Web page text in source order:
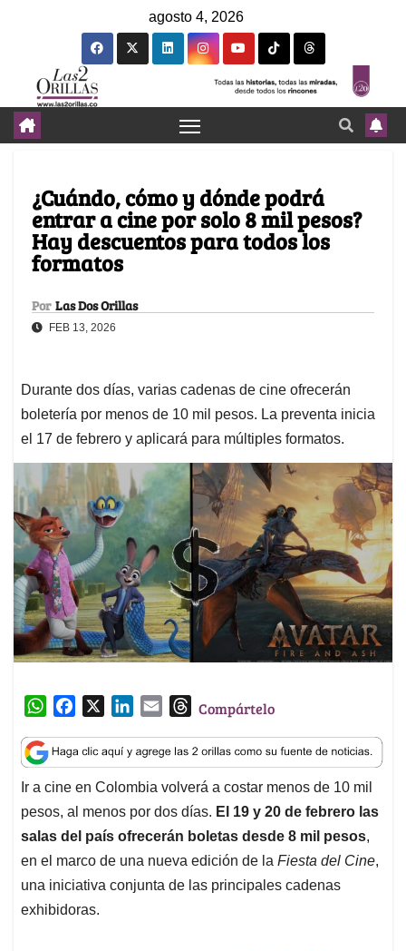
agosto 4, 2026
¿Cuándo, cómo y dónde podrá
entrar a cine por solo 8 mil pesos?
Hay descuentos para todos los
formatos
Por Las Dos Orillas
FEB 13, 2026
Durante dos días, varias cadenas de cine ofrecerán
boletería por menos de 10 mil pesos. La preventa inicia
el 17 de febrero y aplicará para múltiples formatos.
W
a
t
s
A
p
p
c
e
b
o
o
k
n
k
e
d
I
n
a
i
l
T
r
e
a
d
s
Compártelo
Ir a cine en Colombia volverá a costar menos de 10 mil
pesos, al menos por dos días. El 19 y 20 de febrero las
salas del país ofrecerán boletas desde 8 mil pesos,
en el marco de una nueva edición de la Fiesta del Cine,
una iniciativa conjunta de las principales cadenas
exhibidoras.